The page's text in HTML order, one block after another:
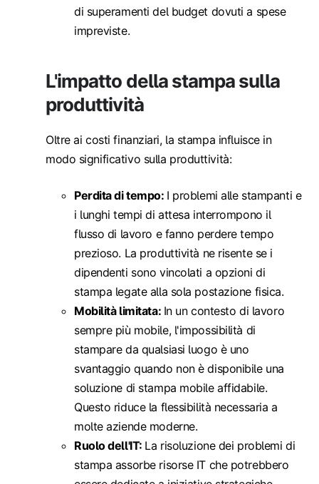
di superamenti del budget dovuti a spese
impreviste.
L'impatto della stampa sulla
produttività
Oltre ai costi finanziari, la stampa influisce in
modo significativo sulla produttività:
Perdita di tempo: I problemi alle stampanti e
i lunghi tempi di attesa interrompono il
flusso di lavoro e fanno perdere tempo
prezioso. La produttività ne risente se i
dipendenti sono vincolati a opzioni di
stampa legate alla sola postazione fisica.
Mobilità limitata: In un contesto di lavoro
sempre più mobile, l'impossibilità di
stampare da qualsiasi luogo è uno
svantaggio quando non è disponibile una
soluzione di stampa mobile affidabile.
Questo riduce la flessibilità necessaria a
molte aziende moderne.
Ruolo dell'IT: La risoluzione dei problemi di
stampa assorbe risorse IT che potrebbero